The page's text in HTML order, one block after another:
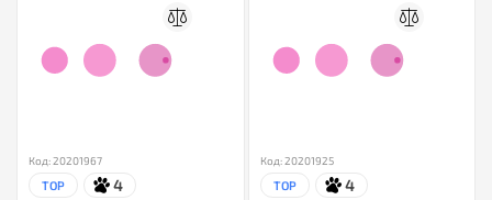
Код: 20201967
TOP 4
Код: 20201925
TOP 4